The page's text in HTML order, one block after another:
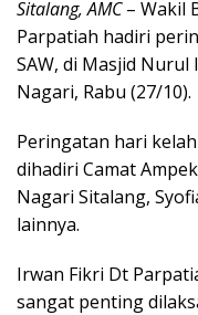
Sitalang, AMC– Wakil
Parpatiah hadiri
SAW, di Masjid Nurul
Nagari, Rabu (27/10).
Peringatan hari
dihadiri Camat
Nagari Sitalang,
lainnya.
Irwan Fikri Dt
sangat penting